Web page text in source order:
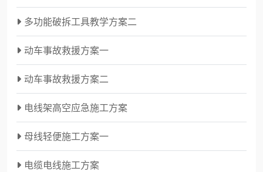
多功能破拆工具教学方案二
动车事故救援方案一
动车事故救援方案二
电线架高空应急施工方案
母线轻便施工方案一
电缆电线施工方案